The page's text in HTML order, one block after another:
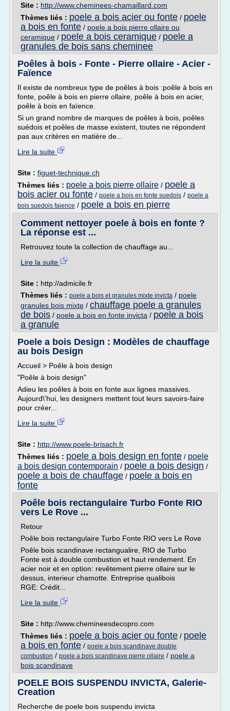
Site : http://www.cheminees-chamaillard.com
Thèmes liés : poele a bois acier ou fonte / poele
a bois en fonte / poele a bois pierre ollaire ou
ceramique / poele a bois ceramique / poele a
granules de bois sans cheminee
Poêles à bois - Fonte - Pierre ollaire - Acier -
Faïence
Il existe de nombreux type de poêles à bois :poêle à bois en
fonte, poêle à bois en pierre ollaire, poêle à bois en acier,
poêle à bois en faïence.
Si un grand nombre de marques de poêles à bois, poêles
suédois et poêles de masse existent, toutes ne répondent
pas aux critères en matière de...
Lire la suite
Site : figuet-technique.ch
Thèmes liés : poele a bois pierre ollaire / poele a
bois acier ou fonte / poele a bois en fonte suedois / poele a
bois suedois faience / poele a bois en pierre
Comment nettoyer poele à bois en fonte ?
La réponse est ...
Retrouvez toute la collection de chauffage au...
Lire la suite
Site : http://admicile.fr
Thèmes liés : poele a bois et granules mixte invicta / poele
granules bois mixte / chauffage poele a granules
de bois / poele a bois en fonte invicta / poele a bois
a granule
Poele a bois Design : Modèles de chauffage
au bois Design
Accueil > Poêle à bois design
"Poêle à bois design"
Adieu les poêles à bois en fonte aux lignes massives.
Aujourd\'hui, les designers mettent tout leurs savoirs-faire
pour créer...
Lire la suite
Site : http://www.poele-brisach.fr
Thèmes liés : poele a bois design en fonte / poele
a bois design contemporain / poele a bois design /
poele a bois de chauffage / poele a bois en
fonte
Poêle bois rectangulaire Turbo Fonte RIO
vers Le Rove ...
Retour
Poêle bois rectangulaire Turbo Fonte RIO vers Le Rove
Poêle bois scandinave rectangualire, RIO de Turbo
Fonte est à double combustion et haut rendement. En
acier noir et en option: revêtement pierre ollaire sur le
dessus, interieur chamotte. Entreprise qualibois
RGE: Crédit...
Lire la suite
Site : http://www.chemineesdecopro.com
Thèmes liés : poele a bois acier ou fonte / poele
a bois en fonte / poele a bois scandinave double
combustion / poele a bois scandinave pierre ollaire / poele a
bois scandinave
POELE BOIS SUSPENDU INVICTA, Galerie-
Creation
Recherche de poele bois suspendu invicta